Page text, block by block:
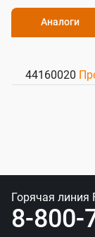
Аналоги
44160020
Горячая линия
8-800-